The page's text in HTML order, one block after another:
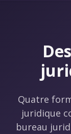
Quatre
juridique
bureau